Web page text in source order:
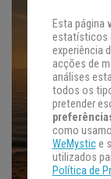
Esta página
estatísticos
experiência
acções de
análises
todos os
pretender
como
WeMystice
utilizados
Política de